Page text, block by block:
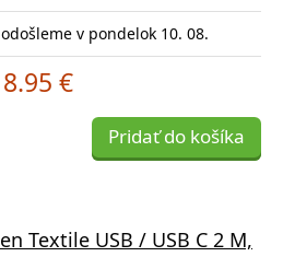
v pondelok 10. 08.
8.95 €
Pridať do košíka
Textile USB / USB C 2 M,